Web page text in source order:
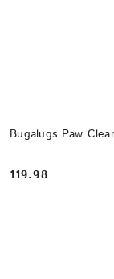
Bugalugs Paw
Cena:
119.98